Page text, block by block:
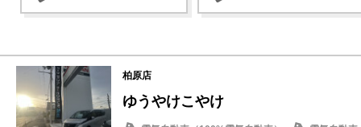
柏原店
ゆうやけこやけ